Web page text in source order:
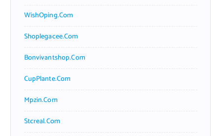
WishOping.com
Shoplegacee.com
Bonvivantshop.com
CupPlante.com
Mpzin.com
Stcreal.com